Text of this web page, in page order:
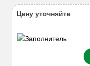
Цену уточняйте